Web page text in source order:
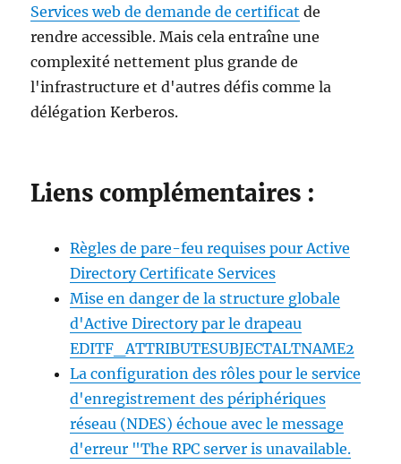
Services web de demande de certificat de
rendre accessible. Mais cela entraîne une
complexité nettement plus grande de
l'infrastructure et d'autres défis comme la
délégation Kerberos.
Liens complémentaires :
Règles de pare-feu requises pour Active
Directory Certificate Services
Mise en danger de la structure globale
d'Active Directory par le drapeau
EDITF_ATTRIBUTESUBJECTALTNAME2
La configuration des rôles pour le service
d'enregistrement des périphériques
réseau (NDES) échoue avec le message
d'erreur "The RPC server is unavailable.